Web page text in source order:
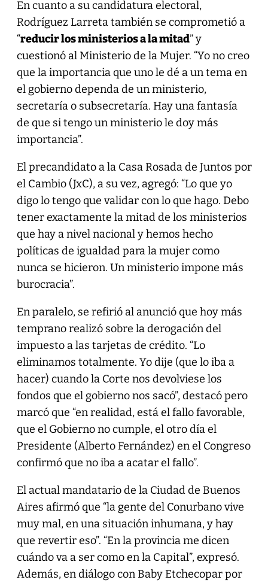
En cuanto a su candidatura electoral,
Rodríguez Larreta también se comprometió a
“reducir los ministerios a la mitad” y
cuestionó al Ministerio de la Mujer. “Yo no creo
que la importancia que uno le dé a un tema en
el gobierno dependa de un ministerio,
secretaría o subsecretaría. Hay una fantasía
de que si tengo un ministerio le doy más
importancia”.
El precandidato a la Casa Rosada de Juntos por
el Cambio (JxC), a su vez, agregó: “Lo que yo
digo lo tengo que validar con lo que hago. Debo
tener exactamente la mitad de los ministerios
que hay a nivel nacional y hemos hecho
políticas de igualdad para la mujer como
nunca se hicieron. Un ministerio impone más
burocracia”.
En paralelo, se refirió al anunció que hoy más
temprano realizó sobre la derogación del
impuesto a las tarjetas de crédito. “Lo
eliminamos totalmente. Yo dije (que lo iba a
hacer) cuando la Corte nos devolviese los
fondos que el gobierno nos sacó”, destacó pero
marcó que “en realidad, está el fallo favorable,
que el Gobierno no cumple, el otro día el
Presidente (Alberto Fernández) en el Congreso
confirmó que no iba a acatar el fallo”.
El actual mandatario de la Ciudad de Buenos
Aires afirmó que “la gente del Conurbano vive
muy mal, en una situación inhumana, y hay
que revertir eso”. “En la provincia me dicen
cuándo va a ser como en la Capital”, expresó.
Además, en diálogo con Baby Etchecopar por